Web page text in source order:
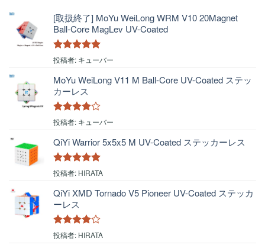
[取扱終了] MoYu WeiLong WRM V10 20Magnet
Ball-Core MagLev UV-Coated
5段階中 5 の
投稿者: キューバー
MoYu WeiLong V11 M Ball-Core UV-Coated ステッ
カーレス
5段階中 4
投稿者: キューバー
QiYi Warrior 5x5x5 M UV-Coated ステッカーレス
5段階中5の
投稿者: HIRATA
QiYi XMD Tornado V5 Pioneer UV-Coated ステッカ
ーレス
5段階中4
投稿者: HIRATA